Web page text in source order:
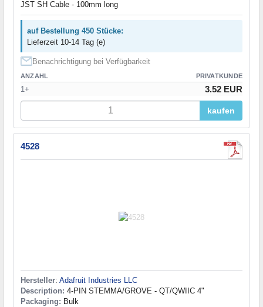
JST SH Cable - 100mm long
auf Bestellung 450 Stücke:
Lieferzeit 10-14 Tag (e)
Benachrichtigung bei Verfügbarkeit
ANZAHL PRIVATKUNDE
1+ 3.52 EUR
kaufen
4528
Hersteller: Adafruit Industries LLC
Description: 4-PIN STEMMA/GROVE - QT/QWIIC 4"
Packaging: Bulk